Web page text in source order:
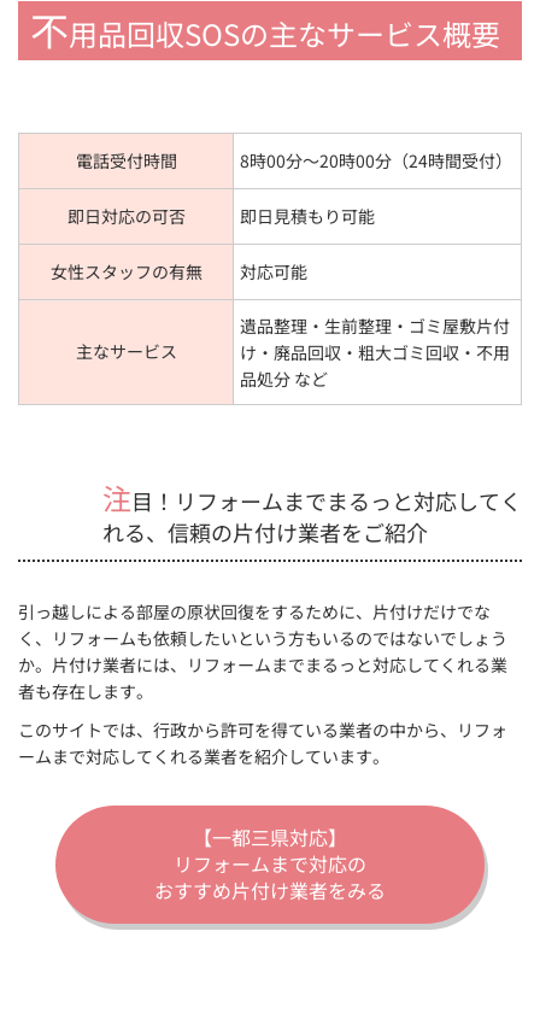
不用品回収SOSの主なサービス概要
電話受付時間 8時00分～20時00分（24時間受付）
即日対応の可否 即日見積もり可能
女性スタッフの有無 対応可能
主なサービス
遺品整理・生前整理・ゴミ屋敷片付
け・廃品回収・粗大ゴミ回収・不用
品処分 など
注目！リフォームまでまるっと対応してく
れる、信頼の片付け業者をご紹介
引っ越しによる部屋の原状回復をするために、片付けだけでな
く、リフォームも依頼したいという方もいるのではないでしょう
か。片付け業者には、リフォームまでまるっと対応してくれる業
者も存在します。
このサイトでは、行政から許可を得ている業者の中から、リフォ
ームまで対応してくれる業者を紹介しています。
【一都三県対応】
リフォームまで対応の
おすすめ片付け業者をみる